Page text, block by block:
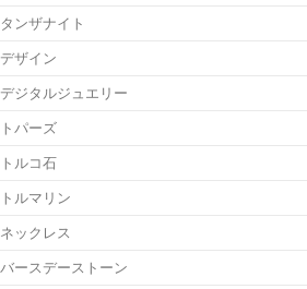
タンザナイト
デザイン
デジタルジュエリー
トパーズ
トルコ石
トルマリン
ネックレス
バースデーストーン